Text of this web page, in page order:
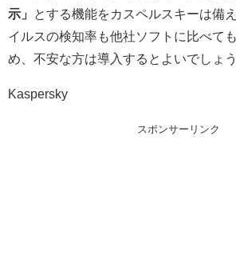
示」
とする機能をカスペルスキーは備
イルスの検知率も他社ソフトに比べて
め、不安な方は導入するとよいでしょう
Kaspersky
スポンサーリンク